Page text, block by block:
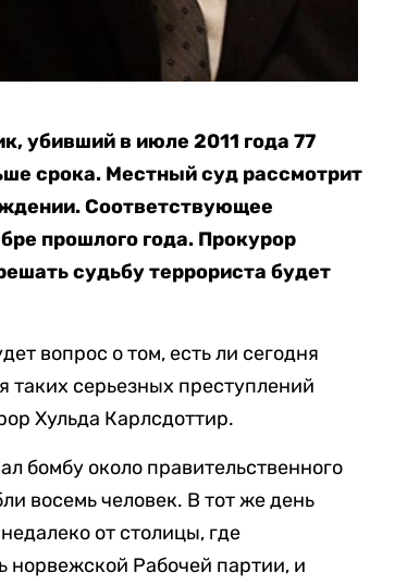
убивший в июле 2011 года 77
срока. Местный суд рассмотрит
Соответствующее
прошлого года. Прокурор
судьбу террориста будет
вопрос о том, есть ли сегодня
таких серьезных преступлений
Хульда Карлсдоттир.
бомбу около правительственного
восемь человек. В тот же день
от столицы, где
норвежской Рабочей партии, и